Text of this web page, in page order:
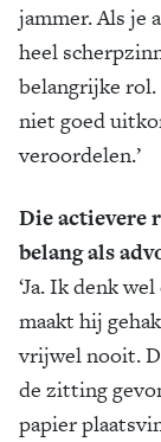
jammer. Als je
heel
belangrijke rol.
niet goed
veroordelen.’
Die actievere
belang als
‘Ja. Ik denk
maakt hij
vrijwel nooit.
de zitting
papier